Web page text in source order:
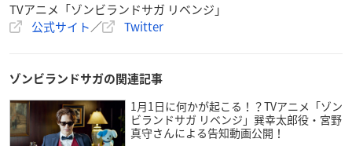
作品概要
TVアニメ「ゾンビランドサガ リベンジ」
【放送情報】
2021年4月よりTOKYO MX、AT-Xほかにて放送開始
TVアニメ「ゾンビランドサガ リベンジ」
公式サイト／ Twitter
ゾンビランドサガの関連記事
1月1日に何かが起こる！？TVアニメ「ゾン
ビランドサガ リベンジ」巽幸太郎役・宮野
真守さんによる告知動画公開！